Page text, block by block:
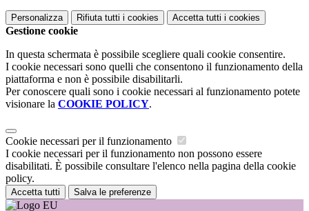
Personalizza Rifiuta tutti i cookies Accetta tutti i cookies
Gestione cookie
In questa schermata è possibile scegliere quali cookie consentire.
I cookie necessari sono quelli che consentono il funzionamento della
piattaforma e non è possibile disabilitarli.
Per conoscere quali sono i cookie necessari al funzionamento potete
visionare la COOKIE POLICY.
Cookie necessari per il funzionamento
I cookie necessari per il funzionamento non possono essere
disabilitati. È possibile consultare l'elenco nella pagina della cookie
policy.
Accetta tutti Salva le preferenze